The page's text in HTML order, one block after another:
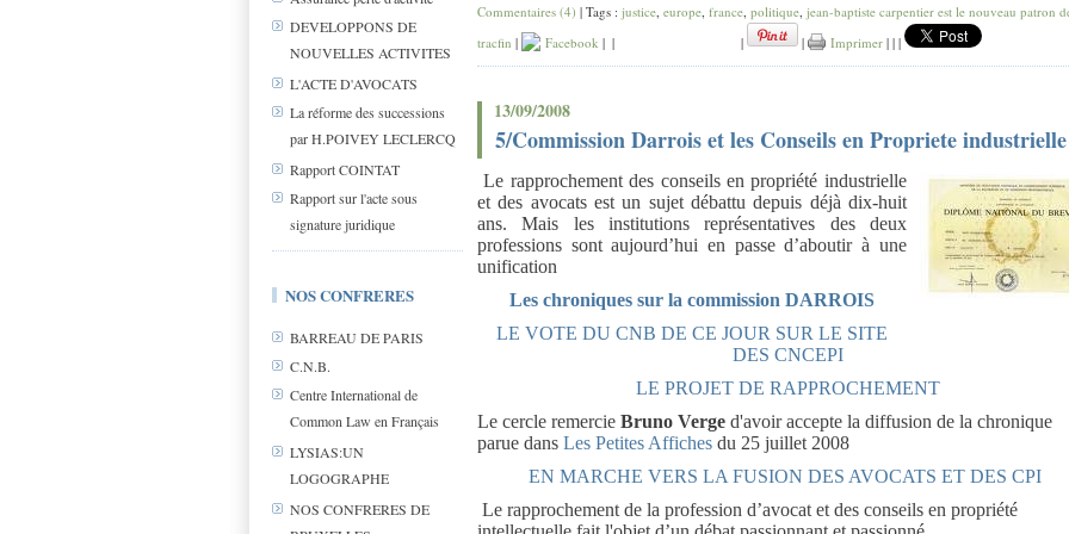
DEVELOPPONS DE
NOUVELLES ACTIVITES
L'ACTE D'AVOCATS
La réforme des successions
par H.POIVEY LECLERCQ
Rapport COINTAT
Rapport sur l'acte sous
signature juridique
NOS CONFRERES
BARREAU DE PARIS
C.N.B.
Centre International de
Common Law en Français
LYSIAS:UN
LOGOGRAPHE
NOS CONFRERES DE
Commentaires (4) | Tags : justice europe france politique jean-baptiste carpentier est le nouveau patron
tracfin | Facebook | | | | Imprimer | | |
13/09/2008
5/Commission Darrois et les Conseils en Propriete industrielle
Le rapprochement des conseils en propriété industrielle
et des avocats est un sujet débattu depuis déjà dix-huit
ans. Mais les institutions représentatives des deux
professions sont aujourd’hui en passe d’aboutir à une
unification
Les chroniques sur la commission DARROIS
LE VOTE DU CNB DE CE JOUR SUR LE SITE
DES CNCEPI
LE PROJET DE RAPPROCHEMENT
Le cercle remercie Bruno Verge d'avoir accepte la diffusion de la chronique
parue dans Les Petites Affiches du 25 juillet 2008
EN MARCHE VERS LA FUSION DES AVOCATS ET DES CPI
Le rapprochement de la profession d’avocat et des conseils en propriété